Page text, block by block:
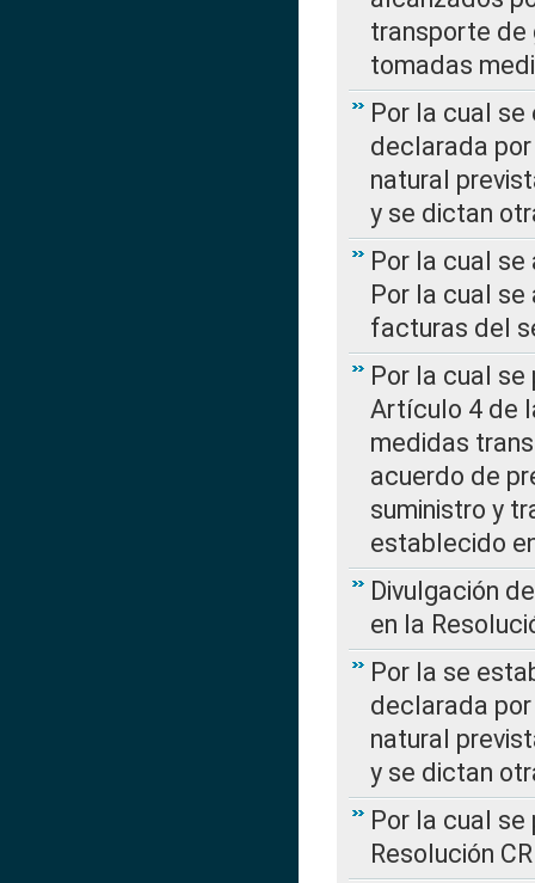
transporte de
tomadas
Por la cual
declarada
natural
y se dictan
Por la cual se
Por la cual
facturas del
Por la cual
Artículo 4 de
medidas
acuerdo de
suministro y
establecido
Divulgación
en la
Por la se
declarada
natural
y se dictan
Por la cual
Resolución